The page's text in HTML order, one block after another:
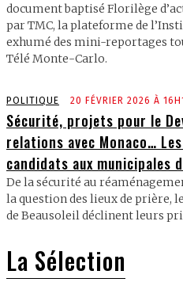
document baptisé Florilège
par TMC, la plateforme de
exhumé des mini-reportages
Télé Monte-Carlo.
POLITIQUE 20 FÉVRIER 2026 À
Sécurité, projets pour le
relations avec Monaco…
candidats aux municipales
De la sécurité au
la question des lieux de prière,
de Beausoleil déclinent leurs
La Sélection